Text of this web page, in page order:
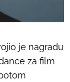
je nagradu
za film